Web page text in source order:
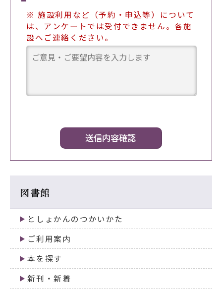
※ 施設利用など（予約・申込等）について
は、アンケートでは受付できません。各施
設へご連絡ください。
図書館
としょかんのつかいかた
ご利用案内
本を探す
新刊・新着